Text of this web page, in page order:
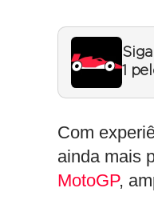
1
Com
ainda mais
MotoGP,